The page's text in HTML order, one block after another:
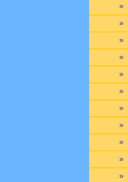
»
»
»
»
»
»
»
»
»
»
»